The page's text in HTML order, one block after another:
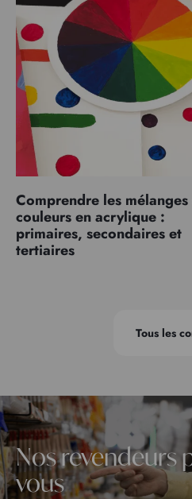
Comprendre les
couleurs en acrylique :
primaires, secondaires et
tertiaires
Tous les
Nos revendeurs
vous